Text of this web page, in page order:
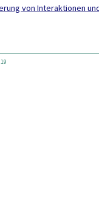
von Interaktionen